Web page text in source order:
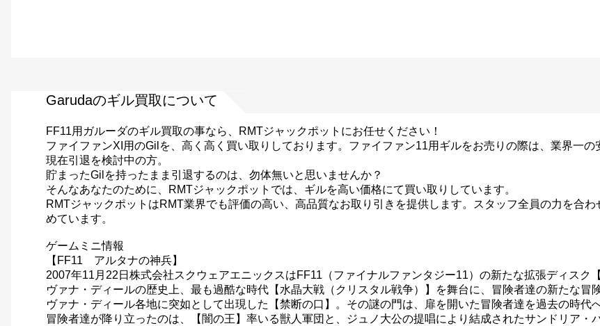
Garudaのギル買取について
FF11用ガルーダのギル買取の事なら、RMTジャックポットにお任せください！
ファイファンXI用のGilを、高く高く買い取りしております。ファイファン11用ギルをお売りの際は、業界一の
現在引退を検討中の方。
貯まったGilを持ったまま引退するのは、勿体無いと思いませんか？
そんなあなたのために、RMTジャックポットでは、ギルを高い価格にて買い取りしています。
RMTジャックポットはRMT業界でも評価の高い、高品質なお取り引きを提供します。スタッフ全員の力を合
めています。
ゲームミニ情報
【FF11 アルタナの神兵】
2007年11月22日株式会社スクウェアエニックスはFF11（ファイナルファンタジー11）の新たな拡張ディスク
ヴァナ・ディールの歴史上、最も過酷な時代【水晶大戦（クリスタル戦争）】を舞台に、冒険者達の新たな冒
ヴァナ・ディール各地に突如として出現した【禁断の口】。その謎の門は、扉を開いた冒険者達を過去の時代
冒険者達が降り立ったのは、【闇の王】率いる獣人軍団と、ジュノ大公の提唱により結成されたサンドリア